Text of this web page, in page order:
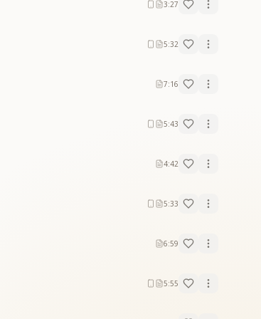
3:27
5:32
7:16
5:43
4:42
5:33
6:59
5:55